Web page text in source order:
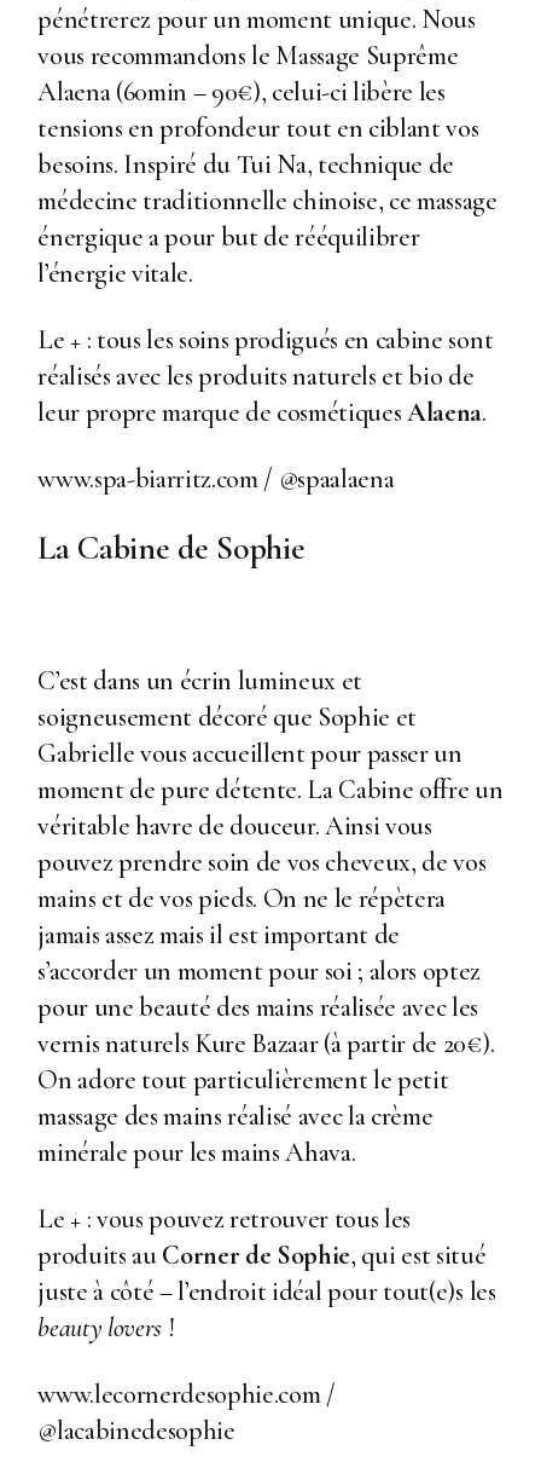
pénétrerez pour un moment unique. Nous
vous recommandons le Massage Suprême
Alaena (60min – 90€), celui-ci libère les
tensions en profondeur tout en ciblant vos
besoins. Inspiré du Tui Na, technique de
médecine traditionnelle chinoise, ce massage
énergique a pour but de rééquilibrer
l’énergie vitale.
Le + : tous les soins prodigués en cabine sont
réalisés avec les produits naturels et bio de
leur propre marque de cosmétiquesAlaena.
www.spa-biarritz.com/ @spaalaena
La Cabine de Sophie
C’est dans un écrin lumineux et
soigneusement décoré que Sophie et
Gabrielle vous accueillent pour passer un
moment de pure détente. La Cabine offre un
véritable havre de douceur. Ainsi vous
pouvez prendre soin de vos cheveux, de vos
mains et de vos pieds. On ne le répètera
jamais assez mais il est important de
s’accorder un moment pour soi ; alors optez
pour une beauté des mains réalisée avec les
vernis naturels Kure Bazaar (à partir de 20€).
On adore tout particulièrement le petit
massage des mains réalisé avec la crème
minérale pour les mains Ahava.
Le + : vous pouvez retrouver tous les
produits auCorner de Sophie, qui est situé
juste à côté – l’endroit idéal pour tout(e)s les
beauty lovers !
www.lecornerdesophie.com/
@lacabinedesophie